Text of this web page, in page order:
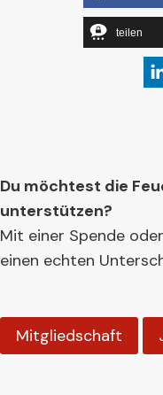
teilen
Du möchtest die
unterstützen?
Mit einer Spende
einen echten
Mitgliedschaft